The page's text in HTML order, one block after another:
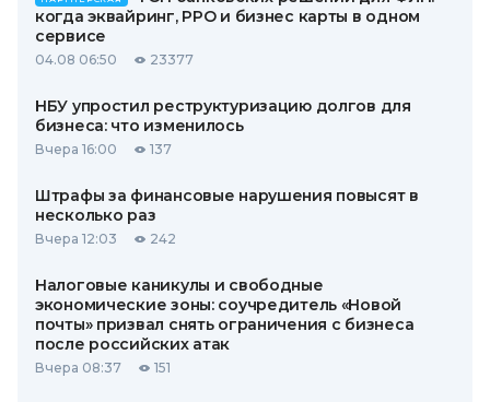
когда эквайринг, РРО и бизнес карты в одном
сервисе
04.08 06:50 23377
НБУ упростил реструктуризацию долгов для
бизнеса: что изменилось
Вчера 16:00 137
Штрафы за финансовые нарушения повысят в
несколько раз
Вчера 12:03 242
Налоговые каникулы и свободные
экономические зоны: соучредитель «Новой
почты» призвал снять ограничения с бизнеса
после российских атак
Вчера 08:37 151